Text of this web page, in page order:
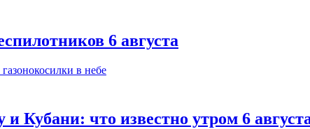
6 августа
Кубани: что известно утром 6